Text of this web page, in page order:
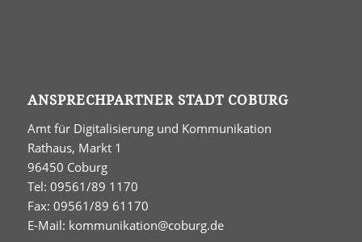
ANSPRECHPARTNER STADT COBURG
Amt für Digitalisierung und Kommunikation
Rathaus, Markt 1
96450 Coburg
Tel: 09561/89 1170
Fax: 09561/89 61170
E-Mail: kommunikation@coburg.de